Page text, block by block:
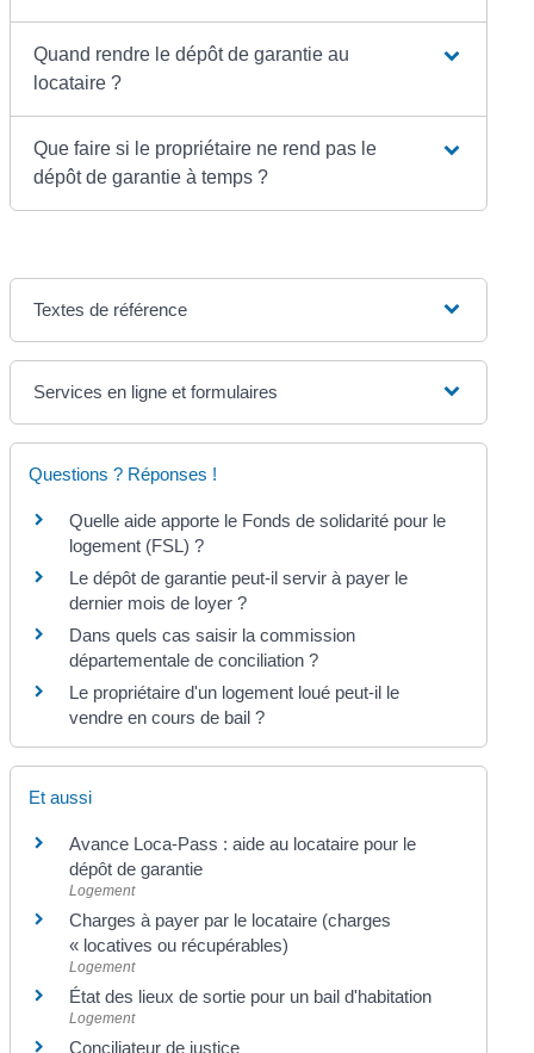
Quand rendre le dépôt de garantie au
locataire ?
Que faire si le propriétaire ne rend pas le
dépôt de garantie à temps ?
Textes de référence
Services en ligne et formulaires
Questions ? Réponses !
Quelle aide apporte le Fonds de solidarité pour le
logement (FSL) ?
Le dépôt de garantie peut-il servir à payer le
dernier mois de loyer ?
Dans quels cas saisir la commission
départementale de conciliation ?
Le propriétaire d'un logement loué peut-il le
vendre en cours de bail ?
Et aussi
Avance Loca-Pass : aide au locataire pour le
dépôt de garantie
Logement
Charges à payer par le locataire (charges
« locatives ou récupérables)
Logement
État des lieux de sortie pour un bail d'habitation
Logement
Conciliateur de justice